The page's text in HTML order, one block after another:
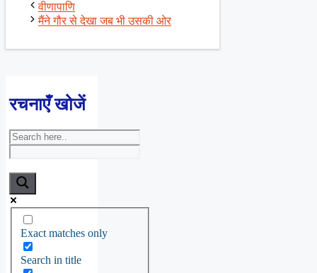
वीणापाणि
मैंने गौर से देखा जब भी उसकी ओर
रचनाएँ खोजें
Exact matches only
Search in title